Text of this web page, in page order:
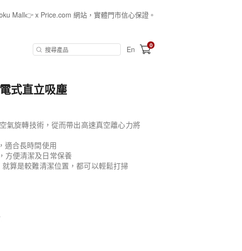
Mall👉 x Price.com 網站，實體門市信心保證。
En 0
式直立吸塵
氣旋轉技術，從而帶出高速真空離心力將
適合長時間使用
方便清潔及日常保養
算是較難清潔位置，都可以輕鬆打掃